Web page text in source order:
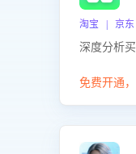
淘宝 | 京
深度分析
免费开通